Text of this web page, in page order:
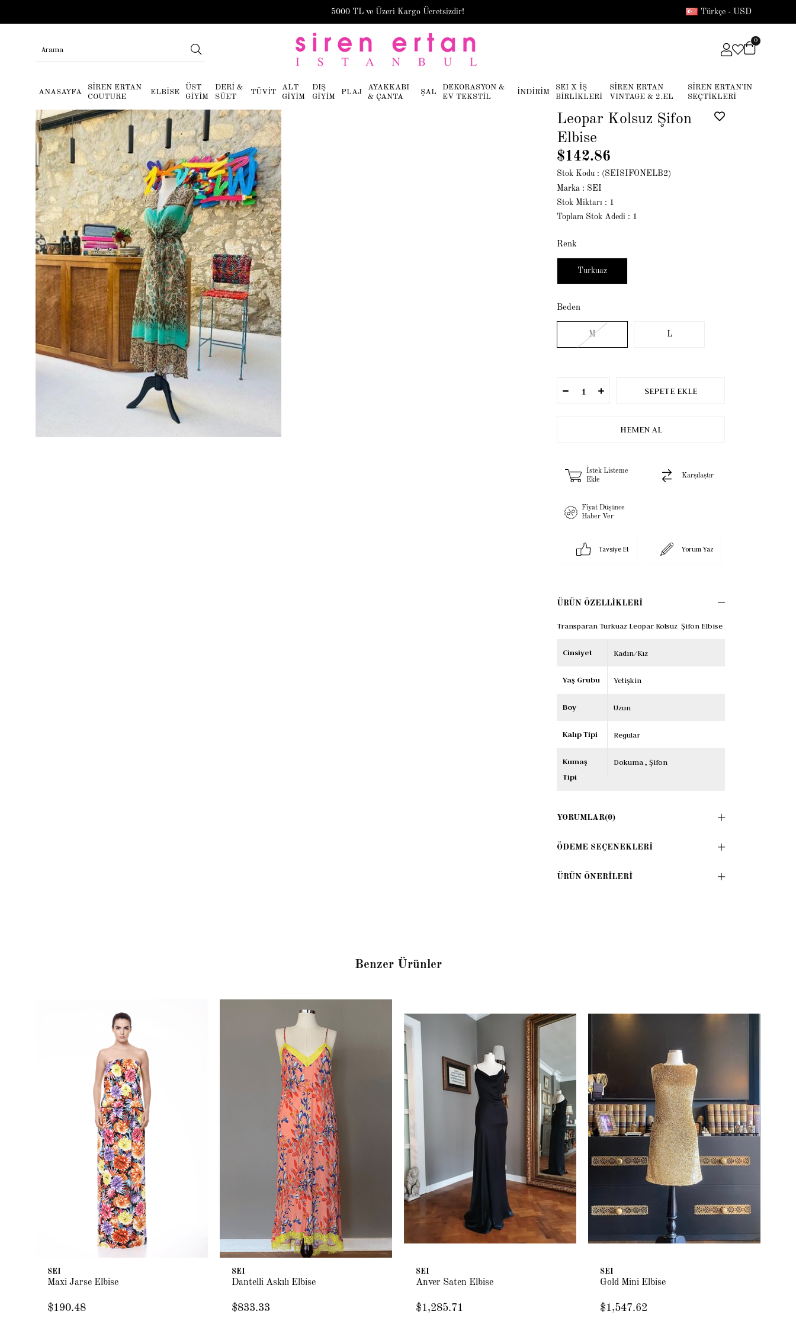
5000 TL ve Üzeri Kargo Ücretsizdir! Türkçe - USD
0
ANASAYFA
SİREN ERTAN
COUTURE
ELBİSE
ÜST
GİYİM
DERİ &
SÜET
TÜVİT
ALT
GİYİM
DIŞ
GİYİM
PLAJ
AYAKKABI
& ÇANTA
ŞAL
DEKORASYON &
EV TEKSTİL
İNDİRİM
SEI X İŞ
BİRLİKLERİ
SİREN ERTAN
VINTAGE & 2.EL
SİREN ERTAN'IN
SEÇTİKLERİ
Leopar Kolsuz Şifon
Elbise
$142.86
Stok Kodu
(SEISIFONELB2)
Marka : SEI
Stok Miktarı : 1
Toplam Stok Adedi : 1
Renk
Turkuaz
Beden
M L
İstek Listeme
Ekle
Karşılaştır
Fiyat Düşünce
Haber Ver
Tavsiye Et Yorum Yaz
ÜRÜN ÖZELLIKLERI
Transparan Turkuaz Leopar Kolsuz Şifon Elbise
Cinsiyet Kadın/Kız
Yaş Grubu Yetişkin
Boy Uzun
Kalıp Tipi Regular
Kumaş
Tipi
Dokuma Şifon
YORUMLAR(0)
ÖDEME SEÇENEKLERI
ÜRÜN ÖNERILERI
Benzer Ürünler
SEI
Maxi Jarse Elbise
$190.48
SEI
Dantelli Askılı Elbise
$833.33
SEI
Anver Saten Elbise
$1,285.71
SEI
Gold Mini Elbise
$1,547.62